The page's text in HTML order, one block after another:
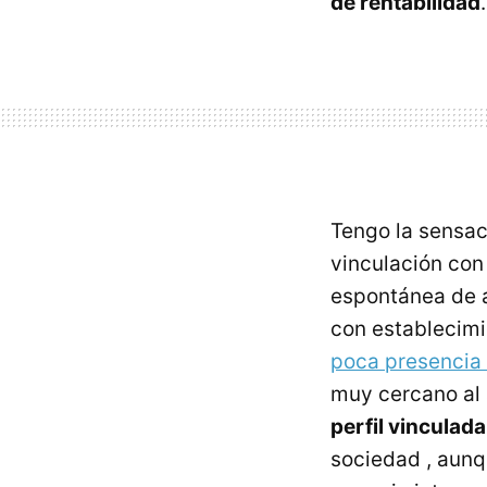
Tengo la
vinculación
espontánea de
con
poca
muy cercano
perfil
sociedad ,